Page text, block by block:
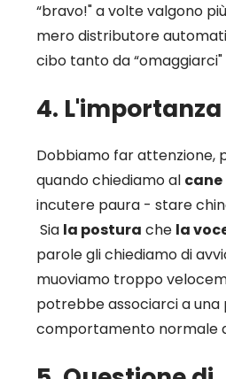
“bravo!" a volte valgono
mero distributore
cibo tanto da
4.
Dobbiamo far attenzione,
quando chiediamo al cane
incutere paura - stare
Sia la postura che la
parole gli chiediamo di
muoviamo troppo
potrebbe associarci a una
comportamento normale